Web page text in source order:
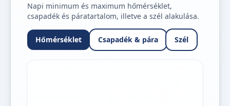
Napi minimum és maximum hőmérséklet,
csapadék és páratartalom, illetve a szél alakulása.
Hőmérséklet Csapadék & pára Szél